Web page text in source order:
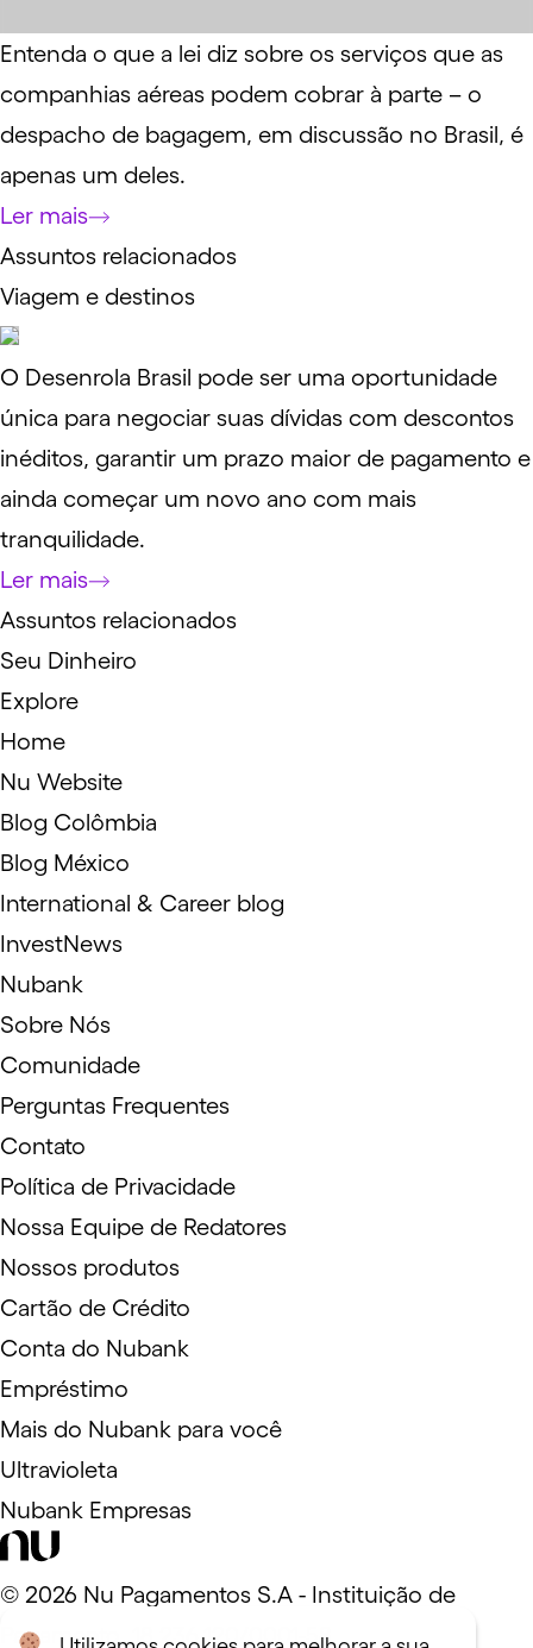
Entenda o que a lei diz sobre os serviços que as
companhias aéreas podem cobrar à parte – o
despacho de bagagem, em discussão no Brasil, é
apenas um deles.
Ler mais
Assuntos relacionados
Viagem e destinos
O Desenrola Brasil pode ser uma oportunidade
única para negociar suas dívidas com descontos
inéditos, garantir um prazo maior de pagamento e
ainda começar um novo ano com mais
tranquilidade.
Ler mais
Assuntos relacionados
Seu Dinheiro
Explore
Home
Nu Website
Blog Colômbia
Blog México
International & Career blog
InvestNews
Nubank
Sobre Nós
Comunidade
Perguntas Frequentes
Contato
Política de Privacidade
Nossa Equipe de Redatores
Nossos produtos
Cartão de Crédito
Conta do Nubank
Empréstimo
Mais do Nubank para você
Ultravioleta
Nubank Empresas
© 2026 Nu Pagamentos S.A - Instituição de
Pagamento. 18.236.120/0001-58